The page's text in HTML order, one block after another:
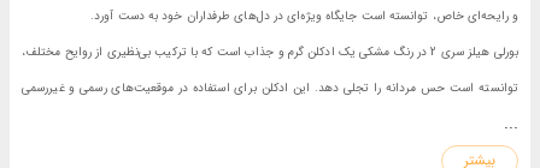
و رایحه‌ای خاص، توانسته است جایگاه ویژه‌ای در دل‌های طرفداران خود به دست آورد.
بورلی هیلز سری 2 در رنگ مشکی یک ادکلن گرم و جذاب است که با ترکیب بی‌نظیری از روایح مختلف،
توانسته است حس مردانه را تجلی دهد. این ادکلن برای استفاده در موقعیت‌های رسمی و غیررسمی
مناسب است و می‌تواند هر زمان و مکانی را به یک لحظه‌ی استثنایی تبدیل کند. برای دیدن تمامی
مدل های عطر مردانه با ما همراه باشید.
...
بیشتر